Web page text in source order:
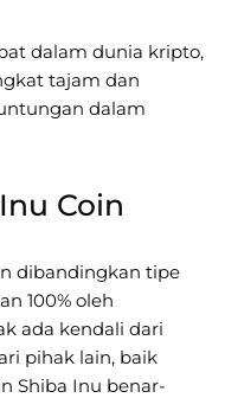
dalam dunia kripto,
tajam dan
dalam
Coin
dibandingkan tipe
100% oleh
ada kendali dari
pihak lain, baik
Shiba Inu benar-